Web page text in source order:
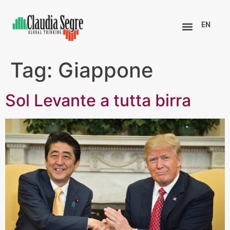
EN
Tag: Giappone
Sol Levante a tutta birra